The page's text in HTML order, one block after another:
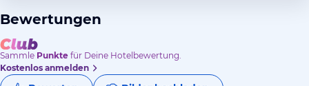
Bewertungen
Sammle Punkte für Deine Hotelbewertung.
Kostenlos anmelden